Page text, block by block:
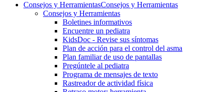
Consejos y HerramientasConsejos y Herramientas
Consejos y Herramientas
Boletines informativos
Encuentre un pediatra
KidsDoc - Revise sus síntomas
Plan de acción para el control del asma
Plan familiar de uso de pantallas
Pregúntele al pediatra
Programa de mensajes de texto
Rastre​​ador de activida​d física